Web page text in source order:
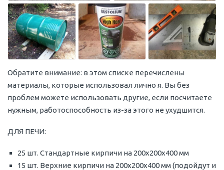
Обратите внимание: в этом списке перечислены
материалы, которые использовал лично я. Вы без
проблем можете использовать другие, если посчитаете
нужным, работоспособность из-за этого не ухудшится.
ДЛЯ ПЕЧИ:
25 шт. Стандартные кирпичи на 200x200x400 мм
15 шт. Верхние кирпичи на 200x200x400 мм (подойдут и